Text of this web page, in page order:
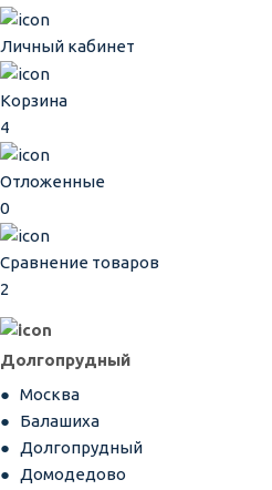
Личный кабинет
Корзина
4
Отложенные
0
Сравнение товаров
2
Долгопрудный
Москва
Балашиха
Долгопрудный
Домодедово